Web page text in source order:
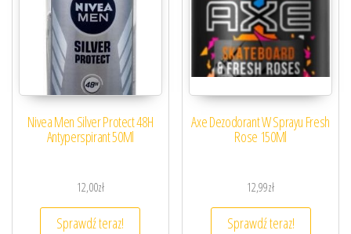
Nivea Men Silver Protect 48H
Antyperspirant 50Ml
12,00zł
Sprawdź teraz!
Axe Dezodorant W Sprayu Fresh
Rose 150Ml
12,99zł
Sprawdź teraz!